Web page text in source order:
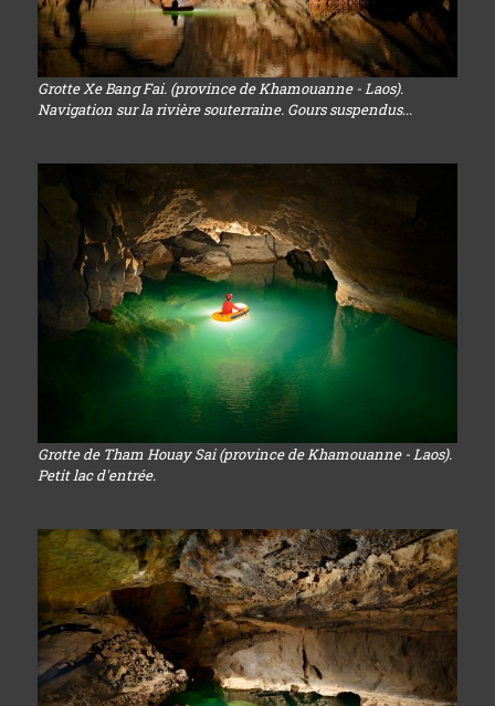
Grotte Xe Bang Fai. (province de Khamouanne - Laos).
Navigation sur la rivière souterraine. Gours suspendus...
Grotte de Tham Houay Sai (province de Khamouanne - Laos).
Petit lac d'entrée.